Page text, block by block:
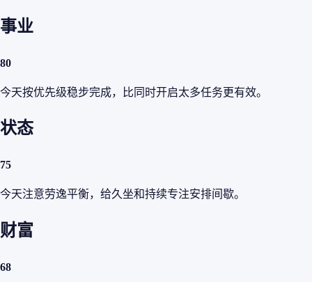
事业
80
今天按优先级稳步完成，比同时开启太多任务更有效。
状态
75
今天注意劳逸平衡，给久坐和持续专注安排间歇。
财富
68